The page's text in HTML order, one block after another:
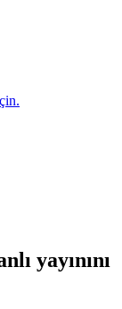
yayınını